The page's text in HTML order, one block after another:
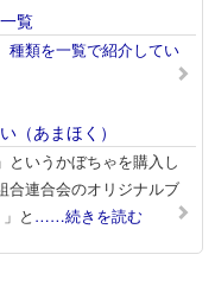
覧
種類を一覧で紹介してい
あまほく）
というかぼちゃを購入し
合連合会のオリジナルブ
と ……続きを読む